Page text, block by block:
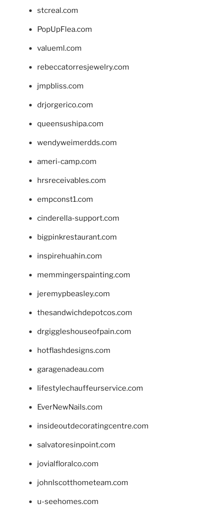
stcreal.com
PopUpFlea.com
valueml.com
rebeccatorresjewelry.com
jmpbliss.com
drjorgerico.com
queensushipa.com
wendyweimerdds.com
ameri-camp.com
hrsreceivables.com
empconst1.com
cinderella-support.com
bigpinkrestaurant.com
inspirehuahin.com
memmingerspainting.com
jeremypbeasley.com
thesandwichdepotcos.com
drgiggleshouseofpain.com
hotflashdesigns.com
garagenadeau.com
lifestylechauffeurservice.com
EverNewNails.com
insideoutdecoratingcentre.com
salvatoresinpoint.com
jovialfloralco.com
johnlscotthometeam.com
u-seehomes.com